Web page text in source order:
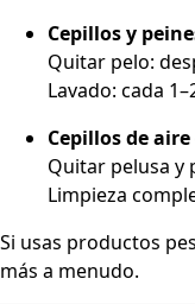
Cepillos y
Quitar pelo:
Lavado: cada
Cepillos de
Quitar pelusa y
Limpieza
Si usas productos
más a menudo.